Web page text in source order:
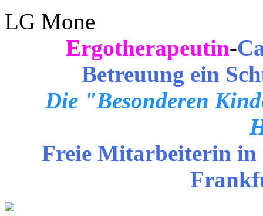
LG Mone
Ergotherapeutin-
Betreuung ein
Die "Besonderen
Freie Mitarbeiterin in